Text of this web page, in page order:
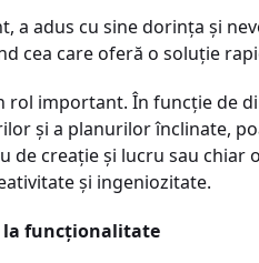
a adus cu sine dorința și
cea care oferă o soluție
important. În funcție de
și a planurilor înclinate,
de creație și lucru sau
și ingeniozitate.
la funcționalitate